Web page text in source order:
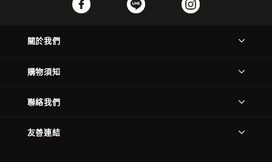
關於我們
購物須知
聯絡我們
友善連結